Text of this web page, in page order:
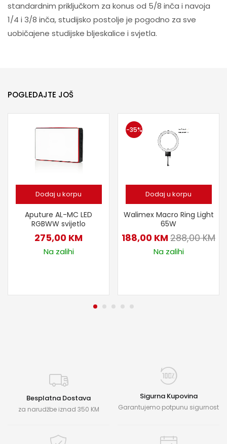
standardnim priključkom za konus od 5/8 inča i navoja
1/4 i 3/8 inča, studijsko postolje je pogodno za sve
uobičajene studijske bljeskalice i svjetla.
POGLEDAJTE JOŠ
Dodaj u korpu
Aputure AL-MC LED
RGBWW svijetlo
275,00 KM
Na zalihi
Dodaj u korpu
Walimex Macro Ring Light
65W
188,00 KM288,00KM
-35%
Na zalihi
Besplatna Dostava
za narudžbe iznad 350 KM
Sigurna Kupovina
Garantujemo potpunu sigurnost